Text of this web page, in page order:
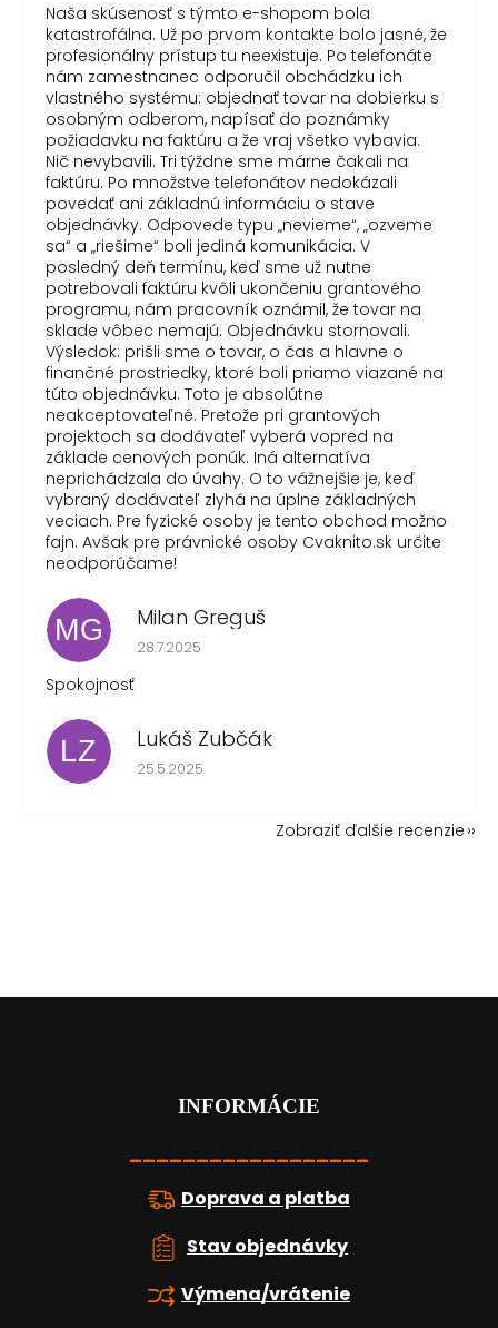
Naša skúsenosť s týmto e-shopom bola
katastrofálna. Už po prvom kontakte bolo jasné, že
profesionálny prístup tu neexistuje. Po telefonáte
nám zamestnanec odporučil obchádzku ich
vlastného systému: objednať tovar na dobierku s
osobným odberom, napísať do poznámky
požiadavku na faktúru a že vraj všetko vybavia.
Nič nevybavili. Tri týždne sme márne čakali na
faktúru. Po množstve telefonátov nedokázali
povedať ani základnú informáciu o stave
objednávky. Odpovede typu „nevieme“, „ozveme
sa“ a „riešime“ boli jediná komunikácia. V
posledný deň termínu, keď sme už nutne
potrebovali faktúru kvôli ukončeniu grantového
programu, nám pracovník oznámil, že tovar na
sklade vôbec nemajú. Objednávku stornovali.
Výsledok: prišli sme o tovar, o čas a hlavne o
finančné prostriedky, ktoré boli priamo viazané na
túto objednávku. Toto je absolútne
neakceptovateľné. Pretože pri grantových
projektoch sa dodávateľ vyberá vopred na
základe cenových ponúk. Iná alternatíva
neprichádzala do úvahy. O to vážnejšie je, keď
vybraný dodávateľ zlyhá na úplne základných
veciach. Pre fyzické osoby je tento obchod možno
fajn. Avšak pre právnické osoby Cvaknito.sk určite
neodporúčame!
MG Milan Greguš
Hodnotenie obchodu je 5 z 5 hviezdičiek.
28.7.2025
Spokojnosť
LZ Lukáš Zubčák
Hodnotenie obchodu je 5 z 5 hviezdičiek.
25.5.2025
Zobraziť ďalšie recenzie
Z
INFORMÁCIE
Doprava a platba
Stav objednávky
Výmena/vrátenie